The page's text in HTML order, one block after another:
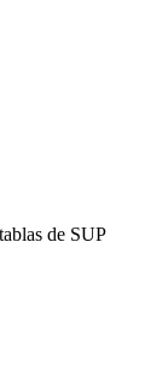
de SUP